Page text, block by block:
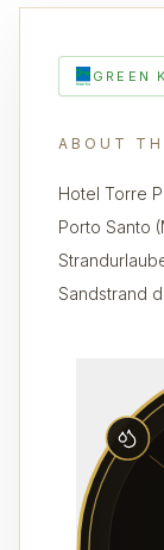
GREEN
ABOUT
Hotel Torre
Porto Santo
Sandstrand